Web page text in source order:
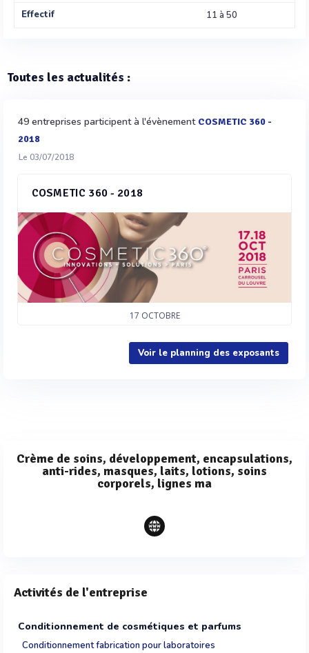
Effectif
11 à 50
Toutes les actualités :
49 entreprises participent à l'évènement COSMETIC 360 -
2018
Le 03/07/2018
COSMETIC 360 - 2018
17 OCTOBRE
Voir le planning des exposants
Crème de soins, développement, encapsulations,
anti-rides, masques, laits, lotions, soins
corporels, lignes ma
Activités de l'entreprise
Conditionnement de cosmétiques et parfums
Conditionnement fabrication pour laboratoires